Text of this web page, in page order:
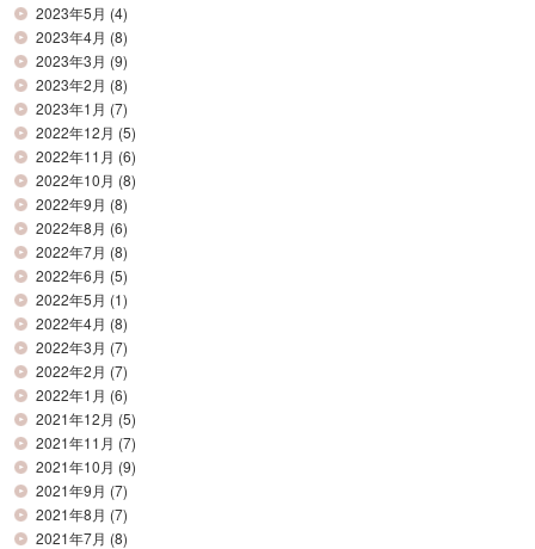
2023年5月 (4)
2023年4月 (8)
2023年3月 (9)
2023年2月 (8)
2023年1月 (7)
2022年12月 (5)
2022年11月 (6)
2022年10月 (8)
2022年9月 (8)
2022年8月 (6)
2022年7月 (8)
2022年6月 (5)
2022年5月 (1)
2022年4月 (8)
2022年3月 (7)
2022年2月 (7)
2022年1月 (6)
2021年12月 (5)
2021年11月 (7)
2021年10月 (9)
2021年9月 (7)
2021年8月 (7)
2021年7月 (8)